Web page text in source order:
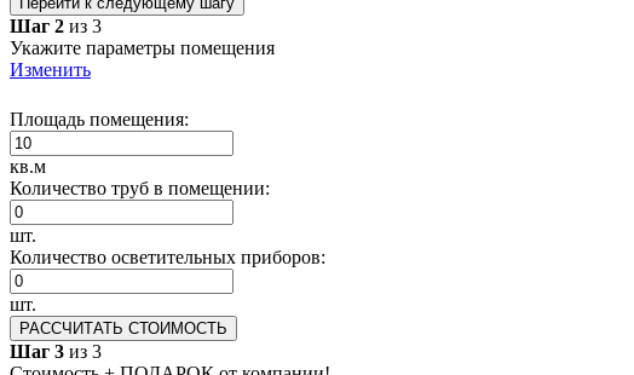
Шаг 2 из 3
Укажите параметры помещения
Изменить
Площадь помещения:
кв.м
Количество труб в помещении:
шт.
Количество осветительных приборов:
шт.
РАССЧИТАТЬ СТОИМОСТЬ
Шаг 3 из 3